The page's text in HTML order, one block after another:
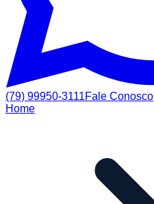
(79) 99950-3111Fale Conosco
Home